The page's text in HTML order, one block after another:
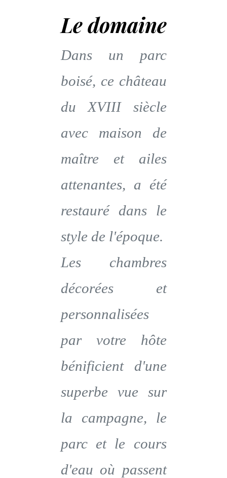
Le domaine
Dans un parc
boisé, ce château
du XVIII siècle
avec maison de
maître et ailes
attenantes, a été
restauré dans le
style de l'époque.
Les chambres
décorées et
personnalisées
par votre hôte
bénificient d'une
superbe vue sur
la campagne, le
parc et le cours
d'eau où passent